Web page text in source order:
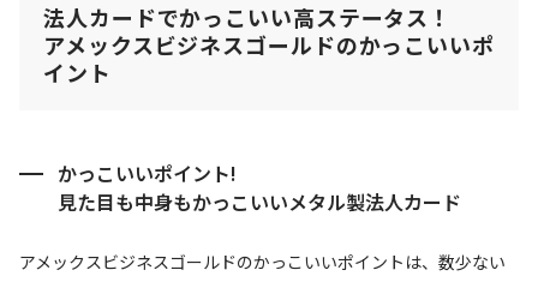
法人カードでかっこいい高ステータス！
アメックスビジネスゴールドのかっこいいポ
イント
かっこいいポイント!
見た目も中身もかっこいいメタル製法人カード
アメックスビジネスゴールドのかっこいいポイントは、数少ない